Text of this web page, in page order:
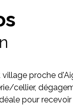
village proche
cellier,
pour